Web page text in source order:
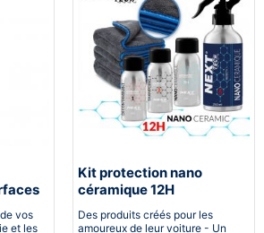
vos
et les
Kit protection nano
céramique 12H
Des produits créés pour les
amoureux de leur voiture - Un